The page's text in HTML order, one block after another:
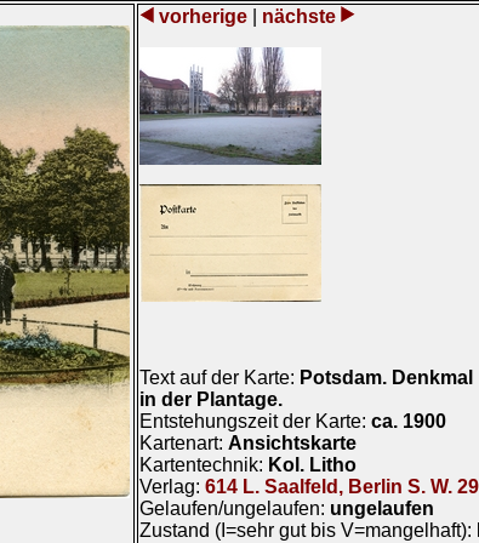
vorherige nächste
Text auf der Karte: Potsdam.
in der Plantage.
Entstehungszeit der Karte: ca. 1900
Kartenart: Ansichtskarte
Kartentechnik: Kol. Litho
Verlag: 614 L. Saalfeld, Berlin S. W.
Gelaufen/ungelaufen: ungelaufen
Zustand (I=sehr gut bis V=mangelhaft):